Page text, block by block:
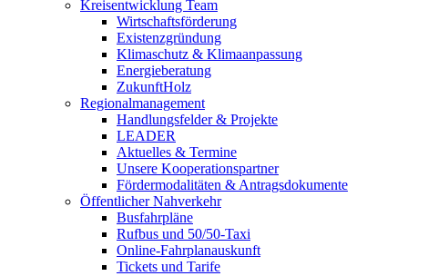
Kreisentwicklung Team
Wirtschaftsförderung
Existenzgründung
Klimaschutz & Klimaanpassung
Energieberatung
ZukunftHolz
Regionalmanagement
Handlungsfelder & Projekte
LEADER
Aktuelles & Termine
Unsere Kooperationspartner
Fördermodalitäten & Antragsdokumente
Öffentlicher Nahverkehr
Busfahrpläne
Rufbus und 50/50-Taxi
Online-Fahrplanauskunft
Tickets und Tarife